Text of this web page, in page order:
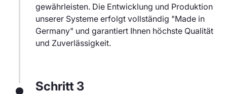
gewährleisten. Die Entwicklung und Produktion
unserer Systeme erfolgt vollständig "Made in
Germany" und garantiert Ihnen höchste Qualität
und Zuverlässigkeit.
Schritt 3